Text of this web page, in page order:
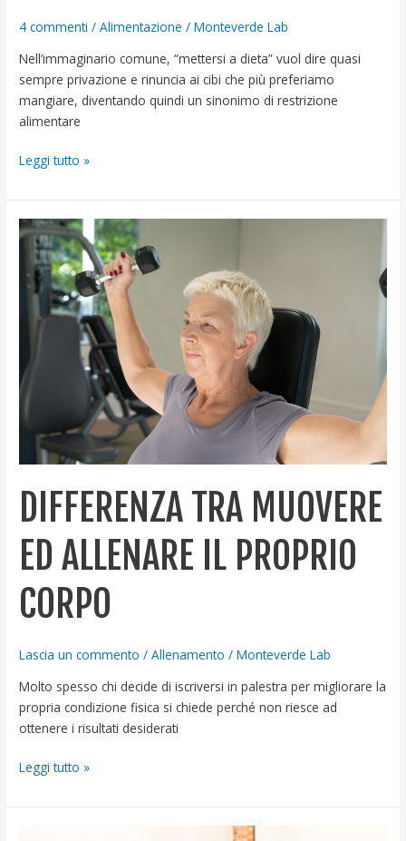
4 commenti /Alimentazione /Monteverde Lab
Nell’immaginario comune, “mettersi a dieta” vuol dire quasi
sempre privazione e rinuncia ai cibi che più preferiamo
mangiare, diventando quindi un sinonimo di restrizione
alimentare
Leggi tutto »
DIFFERENZA TRA MUOVERE
ED ALLENARE IL PROPRIO
CORPO
Lascia un commento /Allenamento /Monteverde Lab
Molto spesso chi decide di iscriversi in palestra per migliorare la
propria condizione fisica si chiede perché non riesce ad
ottenere i risultati desiderati
Differenza
muovere
ed
allenare
corpo
Leggi tutto »